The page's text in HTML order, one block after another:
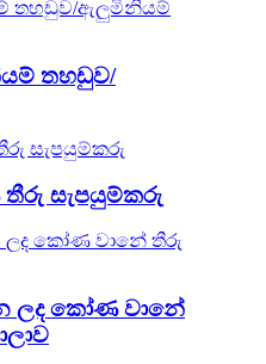
තහඩුව/
තීරු සැපයුම්කරු
ලද කෝණ වානේ